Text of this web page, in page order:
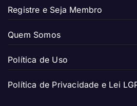
Registre e Seja Membro
Quem Somos
Política de Uso
Política de Privacidade e Lei